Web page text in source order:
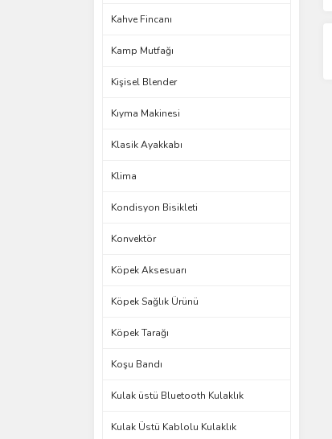
Kahve Fincanı
Kamp Mutfağı
Kişisel Blender
Kıyma Makinesi
Klasik Ayakkabı
Klima
Kondisyon Bisikleti
Konvektör
Köpek Aksesuarı
Köpek Sağlık Ürünü
Köpek Tarağı
Koşu Bandı
Kulak üstü Bluetooth Kulaklık
Kulak Üstü Kablolu Kulaklık